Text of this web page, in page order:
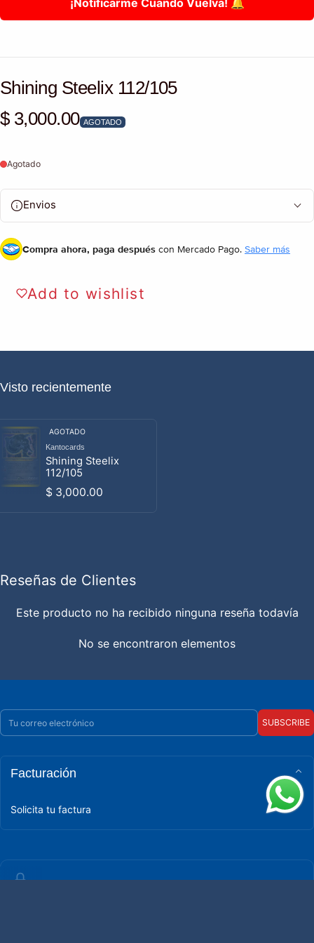
Shining Steelix 112/105
Precio habitual
$ 3,000.00 AGOTADO
Agotado
Envios
Compra ahora, paga después con Mercado Pago. Saber más
Add to wishlist
Visto recientemente
AGOTADO
Proveedor:
Kantocards
Shining Steelix
112/105
Precio habitual
$ 3,000.00
Reseñas de Clientes
Este producto no ha recibido ninguna reseña todavía
No se encontraron elementos
Correo electrónico
SUBSCRIBE
Facturación
Solicita tu factura